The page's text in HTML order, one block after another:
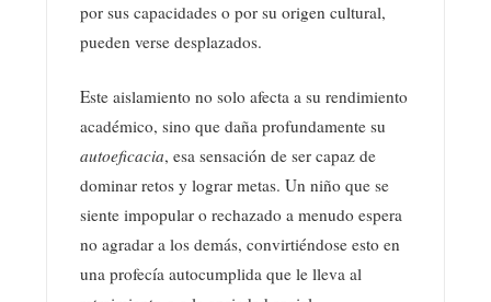
por sus capacidades o por su origen cultural,
pueden verse desplazados.
Este aislamiento no solo afecta a su rendimiento
académico, sino que daña profundamente su
autoeficacia, esa sensación de ser capaz de
dominar retos y lograr metas. Un niño que se
siente impopular o rechazado a menudo espera
no agradar a los demás, convirtiéndose esto en
una profecía autocumplida que le lleva al